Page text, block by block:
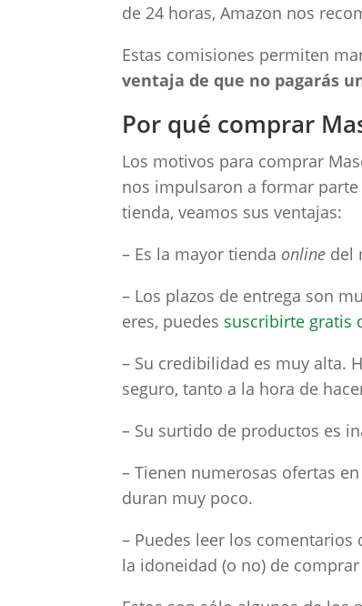
de 24 horas, Amazon nos
Estas comisiones permiten
ventaja de que no pagarás
Por qué comprar
Los motivos para comprar
nos impulsaron a formar
tienda, veamos sus ventajas:
– Es la mayor tienda online del
– Los plazos de entrega son
eres, puedes suscribirte gratis
– Su credibilidad es muy alta.
seguro, tanto a la hora de
– Su surtido de productos es
– Tienen numerosas ofertas
duran muy poco.
– Puedes leer los
la idoneidad (o no) de